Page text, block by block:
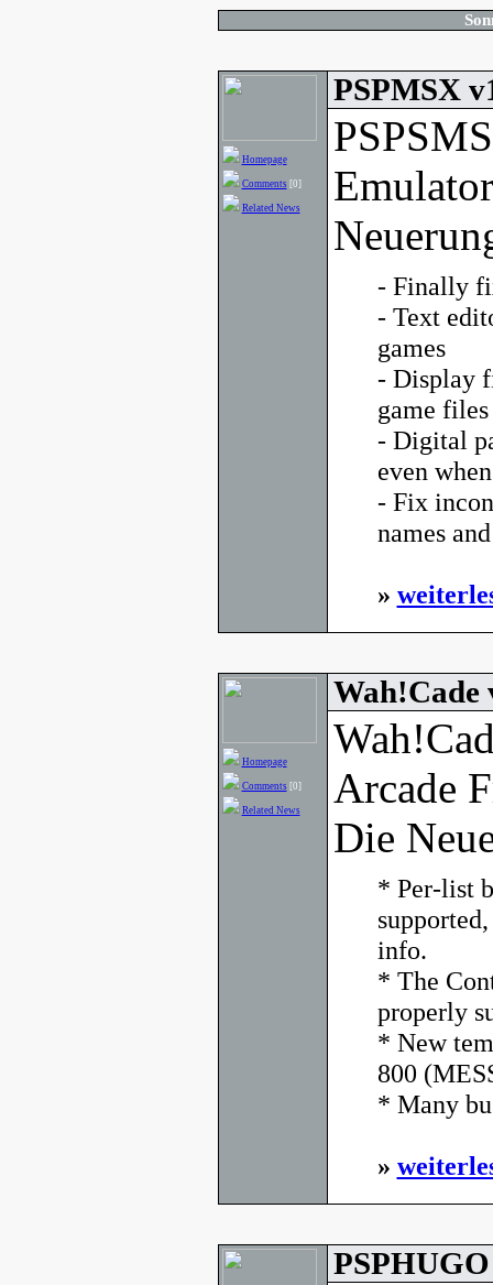
Homepage
Comments [0]
Related News
PSPMSX
- Finally
- Text
games
- Display
game files
- Digital
even
- Fix
names
»
Homepage
Comments [0]
Related News
Wah!Cade
Arcade
Die
* Per-list
info.
* The
properly
* New
800
* Many
»